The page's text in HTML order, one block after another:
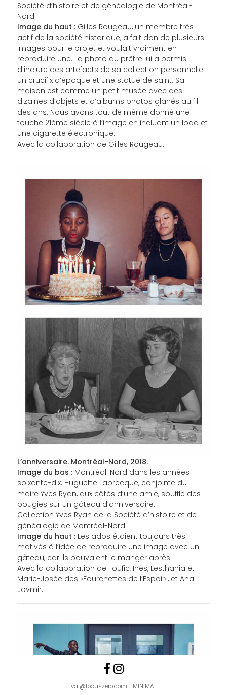
Société d’histoire et de généalogie de Montréal-
Nord.
Image du haut :Gilles Rougeau, un membre très
actif de la société historique, a fait don de plusieurs
images pour le projet et voulait vraiment en
reproduire une. La photo du prêtre lui a permis
d’inclure des artefacts de sa collection personnelle :
un crucifix d’époque et une statue de saint. Sa
maison est comme un petit musée avec des
dizaines d’objets et d’albums photos glanés au fil
des ans. Nous avons tout de même donné une
touche 21ème siècle à l’image en incluant un Ipad et
une cigarette électronique.
Avec la collaboration de Gilles Rougeau.
L’anniversaire. Montréal-Nord, 2018.
Image du bas :Montréal-Nord dans les années
soixante-dix. Huguette Labrecque, conjointe du
maire Yves Ryan, aux côtés d’une amie, souffle des
bougies sur un gâteau d’anniversaire.
Collection Yves Ryan de la Société d’histoire et de
généalogie de Montréal-Nord.
Image du haut :Les ados étaient toujours très
motivés à l’idée de reproduire une image avec un
gâteau, car ils pouvaient le manger après !
Avec la collaboration de Toufic, Ines, Lesthania et
Marie-Josée des «Fourchettes de l’Espoir», et Ana
Jovmir.
val@focuszero.com MINIMAL
Like us on
Follow us on